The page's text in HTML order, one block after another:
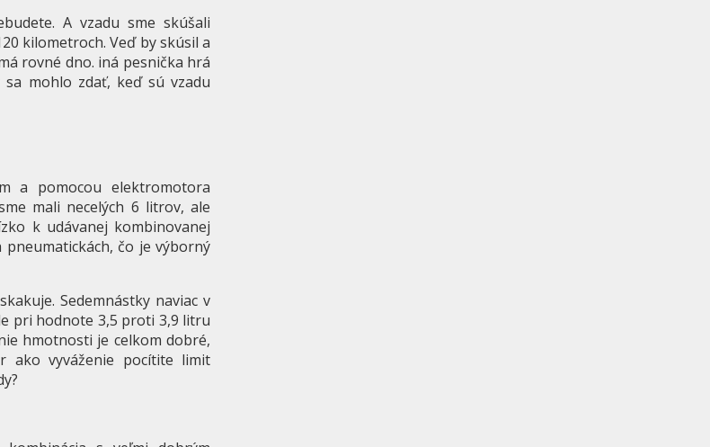
A vzadu sme skúšali
kilometroch. Veď by skúsil a
rovné dno. iná pesnička hrá
mohlo zdať, keď sú vzadu
a pomocou elektromotora
mali necelých 6 litrov, ale
k udávanej kombinovanej
čo je výborný
Sedemnástky naviac v
pri hodnote 3,5 proti 3,9 litru
hmotnosti je celkom dobré,
ako vyváženie pocítite limit